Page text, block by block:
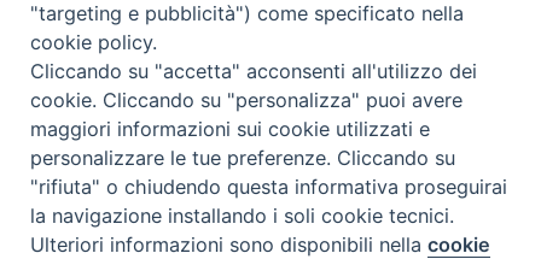
Copyright © 2019 - Tutti i diritti riservati - Vita
Trentina Editrice
Privacy Policy
Torna
Preferenze Cookie
"targeting e pubblicità") come specificato nella
cookie policy.
Cliccando su "accetta" acconsenti all'utilizzo dei
cookie. Cliccando su "personalizza" puoi avere
maggiori informazioni sui cookie utilizzati e
personalizzare le tue preferenze. Cliccando su
"rifiuta" o chiudendo questa informativa proseguirai
la navigazione installando i soli cookie tecnici.
Ulteriori informazioni sono disponibili nellacookie